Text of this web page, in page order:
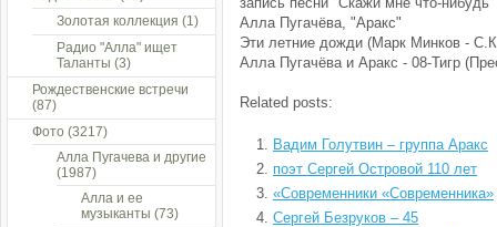
Алла Пугачёва, "Аракс"
Эти летние дожди (Марк Минков -
Алла Пугачёва и Аракс - 08-Тигр
Related posts:
Вадим Голутвин – группа Аракс
поэт Сергей Островой 110 лет
«Современники «Современника»
Сергей Безруков – 45
Золотая коллекция (1)
Радио "Алла" ищет
Таланты (3)
Рождественские встречи
(87)
Фото (3217)
Алла Пугачева и другие
(1987)
Алла и ее
музыканты (73)